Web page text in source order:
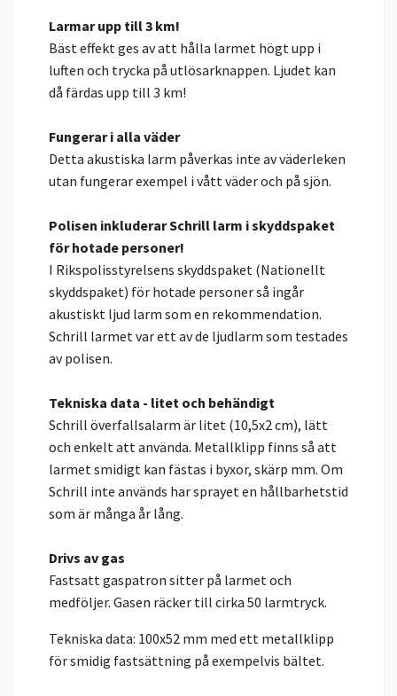
Larmar upp till 3 km!
Bäst effekt ges av att hålla larmet högt upp i
luften och trycka på utlösarknappen. Ljudet kan
då färdas upp till 3 km!
Fungerar i alla väder
Detta akustiska larm påverkas inte av väderleken
utan fungerar exempel i vått väder och på sjön.
Polisen inkluderar Schrill larm i skyddspaket
för hotade personer!
I Rikspolisstyrelsens skyddspaket (Nationellt
skyddspaket) för hotade personer så ingår
akustiskt ljud larm som en rekommendation.
Schrill larmet var ett av de ljudlarm som testades
av polisen.
Tekniska data - litet och behändigt
Schrill överfallsalarm är litet (10,5x2 cm), lätt
och enkelt att använda. Metallklipp finns så att
larmet smidigt kan fästas i byxor, skärp mm. Om
Schrill inte används har sprayet en hållbarhetstid
som är många år lång.
Drivs av gas
Fastsatt gaspatron sitter på larmet och
medföljer. Gasen räcker till cirka 50 larmtryck.
Tekniska data: 100x52 mm med ett metallklipp
för smidig fastsättning på exempelvis bältet.